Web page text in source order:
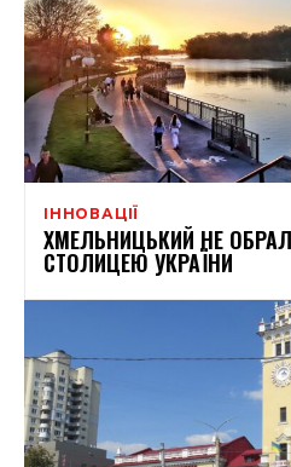
ІННОВАЦІЇ
ХМЕЛЬНИЦЬКИЙ НЕ
СТОЛИЦЕЮ УКРАЇНИ